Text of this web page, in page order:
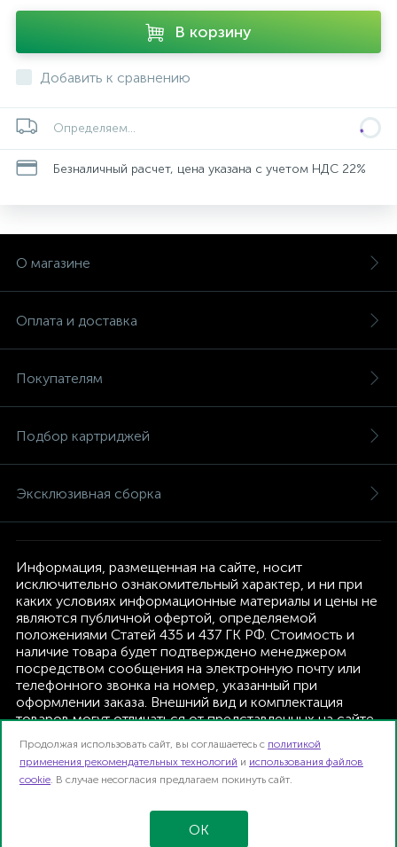
В корзину
Добавить к сравнению
Определяем...
Безналичный расчет, цена указана с учетом НДС 22%
О магазине
Оплата и доставка
Покупателям
Подбор картриджей
Эксклюзивная сборка
Информация, размещенная на сайте, носит
исключительно ознакомительный характер, и ни при
каких условиях информационные материалы и цены не
являются публичной офертой, определяемой
положениями Статей 435 и 437 ГК РФ. Стоимость и
наличие товара будет подтверждено менеджером
посредством сообщения на электронную почту или
телефонного звонка на номер, указанный при
оформлении заказа. Внешний вид и комплектация
товаров могут отличаться от представленных на сайте.
текущую комплектацию, без дополнительного
уведомления.
Интернет-магазин TFK B2B | 2026
Продолжая использовать сайт, вы соглашаетесь с политикой
применения рекомендательных технологий и использования файлов
cookie. В случае несогласия предлагаем покинуть сайт.
OK